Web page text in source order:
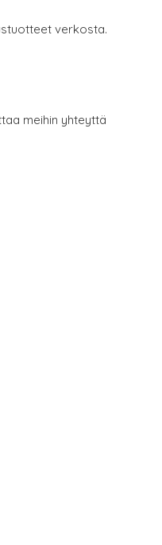
verkosta.
meihin yhteyttä